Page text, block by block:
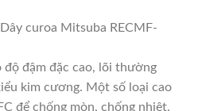
curoa Mitsuba RECMF-
độ đậm đặc cao, lõi thường
kim cương. Một số loại cao
để chống mòn, chống nhiệt.